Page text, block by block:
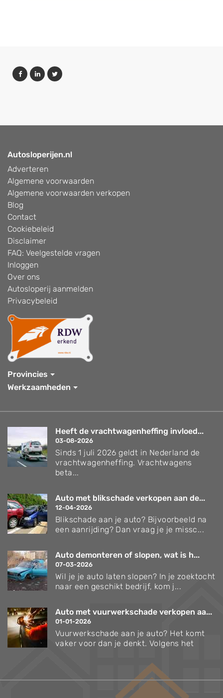
Autosloperijen.nl
Adverteren
Algemene voorwaarden
Algemene voorwaarden verkopen
Blog
Contact
Cookiebeleid
Disclaimer
FAQ: Veelgestelde vragen
Inloggen
Over ons
Autosloperij aanmelden
Privacybeleid
Provincies
Werkzaamheden
Heeft de vrachtwagenheffing invloed...
03-08-2026
Sinds 1 juli 2026 geldt in Nederland de
vrachtwagenheffing. Vrachtwagens
beta...
Auto met blikschade verkopen aan de...
12-04-2026
Blikschade aan je auto? Bijvoorbeeld na
een aanrijding? Dan vraag je je missc...
Auto demonteren of slopen, wat is h...
07-03-2026
Wil je je auto laten slopen? In je zoektocht
naar een geschikt bedrijf, kom j...
Auto met vuurwerkschade verkopen aa...
01-01-2026
Vuurwerkschade aan je auto? Het komt
vaker voor dan je denkt. Volgens het